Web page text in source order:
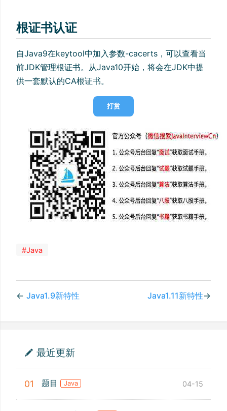
根证书认证
自Java9在keytool中加入参数-cacerts，可以查看当
前JDK管理根证书。从Java10开始，将会在JDK中提
供一套默认的CA根证书。
打赏
#Java
← Java1.9新特性 Java1.11新特性→
最近更新
01 题目 Java 04-15